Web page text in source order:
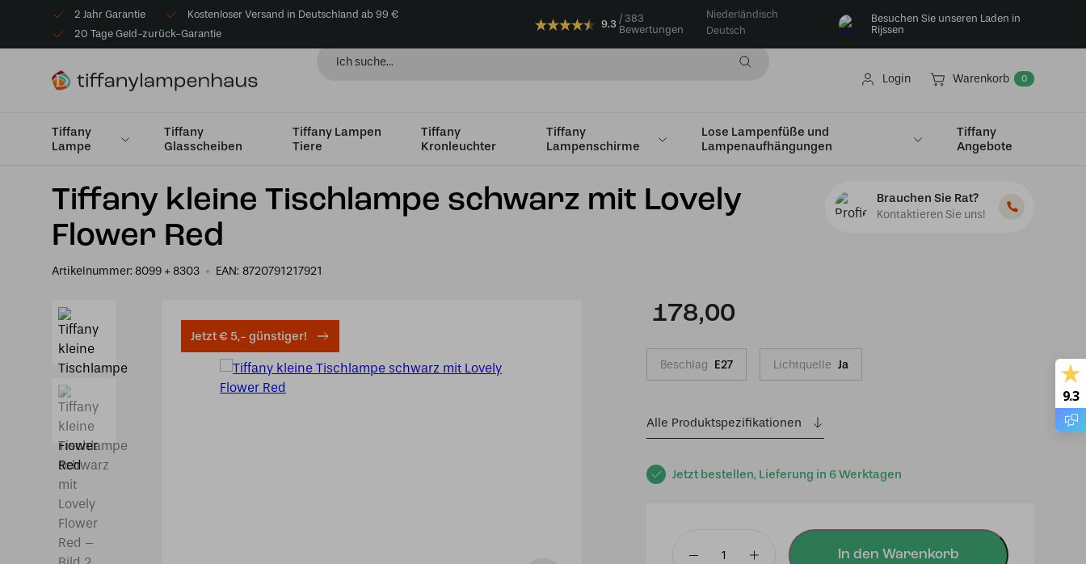
2 Jahr Garantie
Kostenloser Versand in Deutschland ab 99 €
20 Tage Geld-zurück-Garantie
9.3
383
Bewertungen
Niederländisch
Deutsch
Besuchen Sie unseren Laden in
Rijssen
Login Warenkorb 0
Tiffany
Lampe
Tiffany
Glasscheiben
Tiffany Lampen
Tiere
Tiffany
Kronleuchter
Tiffany
Lampenschirme
Lose Lampenfüße und
Lampenaufhängungen
Tiffany
Angebote
Startseite Tiffany Tischlampe Tischleuchten Klein bis Ø36cm Tiffany kleine Tischlampe schwarz mit Lovely Flower Red
Tiffany kleine Tischlampe schwarz mit Lovely
Flower Red
Artikelnummer: 8099 + 8303 EAN: 8720791217921
Brauchen Sie Rat?
Kontaktieren Sie uns!
Jetzt € 5,- günstiger!
Jetzt bestellen, Lieferung in 6 Werktagen
178,00
Beschlag E27 Lichtquelle Ja
Alle Produktspezifikationen
In den Warenkorb
9.3